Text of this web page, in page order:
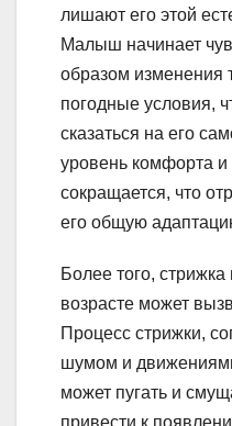
лишают его этой
Малыш начинает
образом изменения
погодные условия,
сказаться на его
уровень комфорта и
сокращается, что
его общую
Более того,
возрасте может
Процесс стрижки,
шумом и
может пугать и
привести к